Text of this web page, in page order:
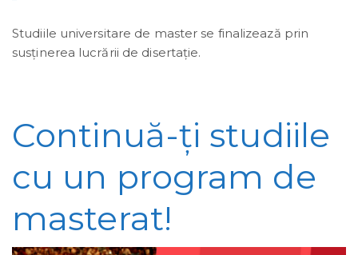
Studiile universitare de master se finalizează prin
susţinerea lucrării de disertaţie.
Continuă-ți studiile
cu un program de
masterat!